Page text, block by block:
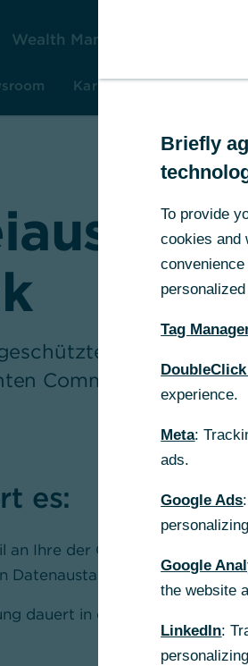
Wealth Management
Karriere Investor
Umgebung
Commerzbank
es:
an Ihre der Commerzbank
Datenaustausch.
dauert in der Regel 5–10
Briefly
To provide
cookies and
Tag
experience.
Meta:
ads.
Google Ads
Google
the website
LinkedIn: